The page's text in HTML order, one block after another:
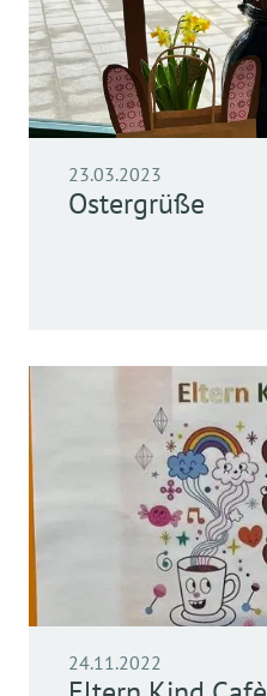
23.03.2023
Ostergrüße
24.11.2022